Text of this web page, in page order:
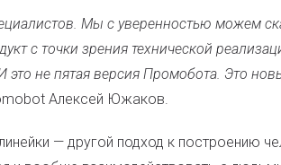
Мы с уверенностью можем
с точки зрения технической
не пятая версия Промобота. Это
Алексей Южаков.
— другой подход к построению